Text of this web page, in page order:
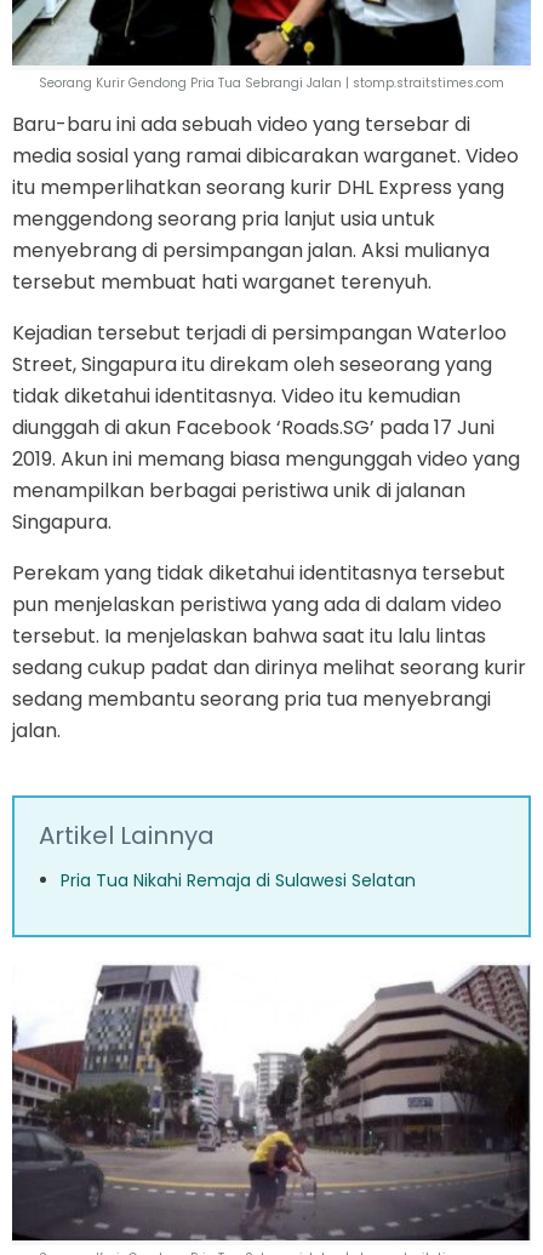
Seorang Kurir Gendong Pria Tua Sebrangi Jalan | stomp.straitstimes.com
Baru-baru ini ada sebuah video yang tersebar di
media sosial yang ramai dibicarakan warganet. Video
itu memperlihatkan seorang kurir DHL Express yang
menggendong seorang pria lanjut usia untuk
menyebrang di persimpangan jalan. Aksi mulianya
tersebut membuat hati warganet terenyuh.
Kejadian tersebut terjadi di persimpangan Waterloo
Street, Singapura itu direkam oleh seseorang yang
tidak diketahui identitasnya. Video itu kemudian
diunggah di akun Facebook ‘Roads.SG’ pada 17 Juni
2019. Akun ini memang biasa mengunggah video yang
menampilkan berbagai peristiwa unik di jalanan
Singapura.
Perekam yang tidak diketahui identitasnya tersebut
pun menjelaskan peristiwa yang ada di dalam video
tersebut. Ia menjelaskan bahwa saat itu lalu lintas
sedang cukup padat dan dirinya melihat seorang kurir
sedang membantu seorang pria tua menyebrangi
jalan.
Artikel Lainnya
Pria Tua Nikahi Remaja di Sulawesi Selatan